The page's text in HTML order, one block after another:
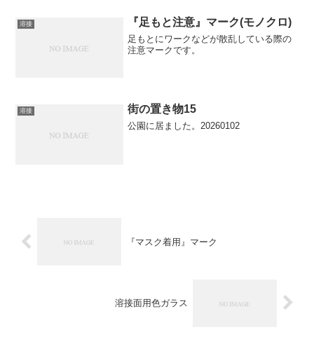
溶接 『足もと注意』マーク(モノクロ)
足もとにワークなどが散乱している際の
注意マークです。
溶接 街の置き物15
公園に居ました。20260102
『マスク着用』マーク
溶接面用色ガラス